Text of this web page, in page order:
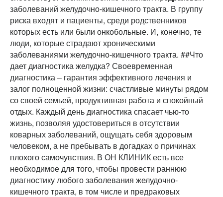
заболеваний желудочно-кишечного тракта. В группу
риска входят и пациенты, среди родственников
которых есть или были онкобольные. И, конечно, те
люди, которые страдают хроническими
заболеваниями желудочно-кишечного тракта. ##Что
дает диагностика желудка? Своевременная
диагностика – гарантия эффективного лечения и
залог полноценной жизни: счастливые минуты рядом
со своей семьей, продуктивная работа и спокойный
отдых. Каждый день диагностика спасает чью-то
жизнь, позволяя удостовериться в отсутствии
коварных заболеваний, ощущать себя здоровым
человеком, а не пребывать в догадках о причинах
плохого самочувствия. В ОН КЛИНИК есть все
необходимое для того, чтобы провести раннюю
диагностику любого заболевания желудочно-
кишечного тракта, в том числе и предраковых